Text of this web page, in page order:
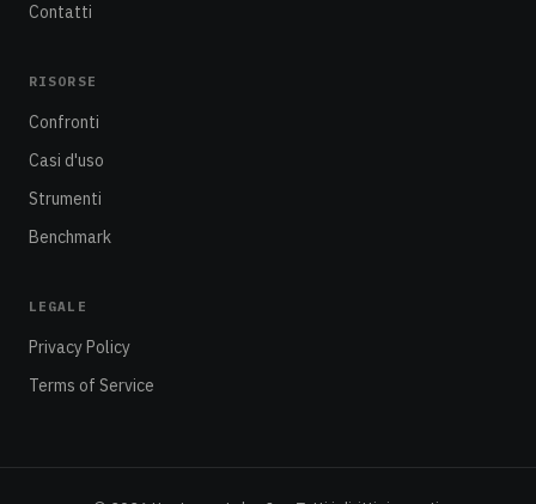
Contatti
RISORSE
Confronti
Casi d'uso
Strumenti
Benchmark
LEGALE
Privacy Policy
Terms of Service